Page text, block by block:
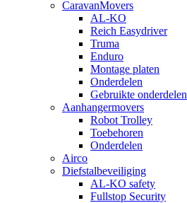
CaravanMovers
AL-KO
Reich Easydriver
Truma
Enduro
Montage platen
Onderdelen
Gebruikte onderdelen
Aanhangermovers
Robot Trolley
Toebehoren
Onderdelen
Airco
Diefstalbeveiliging
AL-KO safety
Fullstop Security